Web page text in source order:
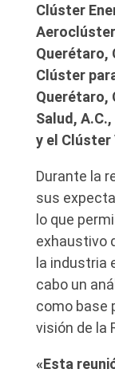
Clúster
Querétaro,
Clúster
Querétaro,
Salud,
y el
Durante la
sus
lo que
exhaustivo
la industria
cabo un
como base
visión de la
«Esta